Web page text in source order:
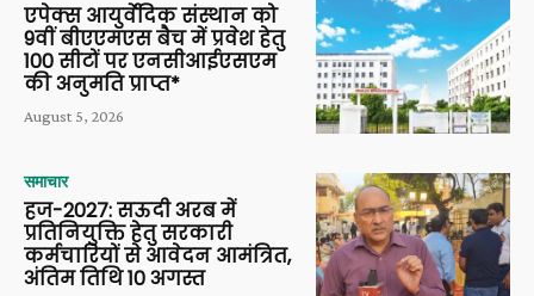
एपेक्स आयुर्वेदिक संस्थान को
9वीं बीएएमएस बैच में प्रवेश हेतु
100 सीटों पर एनसीआईएसएम
की अनुमति प्राप्त*
August 5, 2026
समाचार
हज-2027: सऊदी अरब में
प्रतिनियुक्ति हेतु सरकारी
कर्मचारियों से आवेदन आमंत्रित,
अंतिम तिथि 10 अगस्त